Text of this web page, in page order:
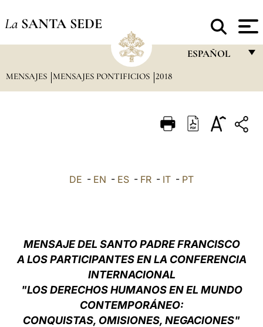
La SANTA SEDE
ESPAÑOL
ITALIANO
中文
MENSAJES MENSAJES PONTIFICIOS 2018
DE - EN - ES - FR - IT - PT
MENSAJE DEL SANTO PADRE FRANCISCO
A LOS PARTICIPANTES EN LA CONFERENCIA
INTERNACIONAL
"LOS DERECHOS HUMANOS EN EL MUNDO
CONTEMPORÁNEO:
CONQUISTAS, OMISIONES, NEGACIONES"